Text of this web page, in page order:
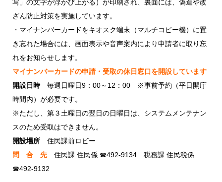
写」の文字が浮かび上がる）が印刷され、裏面には、偽造や改
ざん防止対策を実施しています。
・マイナンバーカードをキオスク端末（マルチコピー機）に置
き忘れた場合には、画面表示や音声案内により申請者に取り忘
れをお知らせします。
マイナンバーカードの申請・受取の休日窓口を開設しています
開設日時毎週日曜日9：00～12：00 ※事前予約（平日開庁
時間内）が必要です。
※ただし、第３土曜日の翌日の日曜日は、システムメンテナン
スのため受取はできません。
開設場所 住民課前ロビー
問 合 先住民課 住民係 ☎492-9134 税務課 住民税係
☎492-9132